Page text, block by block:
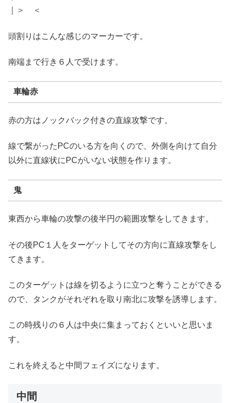
｜＞ ＜
頭割りはこんな感じのマーカーです。
南端まで行き６人で受けます。
車輪赤
赤の方はノックバック付きの直線攻撃です。
線で繋がったPCのいる方を向くので、外側を向けて自分
以外に直線状にPCがいない状態を作ります。
鬼
東西から車輪の攻撃の後半円の範囲攻撃をしてきます。
その後PC１人をターゲットしてその方向に直線攻撃をし
てきます。
このターゲットは線を切るように立つと奪うことができる
ので、タンクがそれぞれを取り南北に攻撃を誘導します。
この時残りの６人は中央に集まっておくといいと思いま
す。
これを終えると中間フェイズになります。
中間